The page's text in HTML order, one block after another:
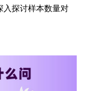
入探讨样本数量对